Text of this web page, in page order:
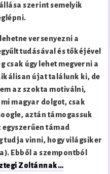
szerint semelyik
versenyezni a
tudásával és tőkéjével
csak úgy lehet megverni a
újat találunk ki, de
az szokta motiválni,
magyar dolgot, csak
aztán támogassuk
egyszerűen támad
tudja vinni, hogy világsiker
Ebből a szempontból
Zoltánnak…